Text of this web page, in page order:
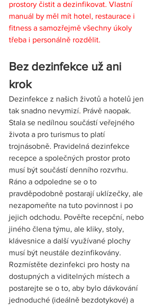
prostory čistit a dezinfikovat. Vlastní
manuál by měl mít hotel, restaurace i
fitness a samozřejmě všechny úkoly
třeba i personálně rozdělit.
Bez dezinfekce už ani
krok
Dezinfekce z našich životů a hotelů jen
tak snadno nevymizí. Právě naopak.
Stala se nedílnou součástí veřejného
života a pro turismus to platí
trojnásobně. Pravidelná dezinfekce
recepce a společných prostor proto
musí být součástí denního rozvrhu.
Ráno a odpoledne se o to
pravděpodobně postarají uklízečky, ale
nezapomeňte na tuto povinnost i po
jejich odchodu. Pověřte recepční, nebo
jiného člena týmu, ale kliky, stoly,
klávesnice a další využívané plochy
musí být neustále dezinfikovány.
Rozmístěte dezinfekci pro hosty na
dostupných a viditelných místech a
postarejte se o to, aby bylo dávkování
jednoduché (ideálně bezdotykové) a